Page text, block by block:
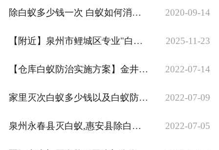
除白蚁多少钱一次 白蚁如何消灭，白蚁价格怎么计算 2020-09-14
【附近】泉州市鲤城区专业"白蚁防治师傅上门电话附近白蚁防治方法白蚁消杀 2025-11-23
【仓库白蚁防治实施方案】金井镇灭白蚁城保优选无后忧 2022-07-14
家里灭次白蚁多少钱以及白蚁防治的费用 2022-07-09
泉州永春县灭白蚁,惠安县除白蚁,德化县除白蚁 2022-07-05